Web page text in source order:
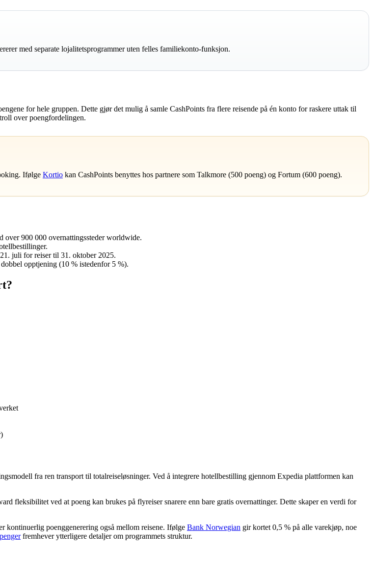
med separate lojalitetsprogrammer uten felles familiekonto-funksjon.
for hele gruppen. Dette gjør det mulig å samle CashPoints fra flere reisende på én konto for raskere uttak til
over poengfordelingen.
Ifølge Kortio kan CashPoints benyttes hos partnere som Talkmore (500 poeng) og Fortum (600 poeng).
over 900 000 overnattingssteder worldwide.
juli for reiser til 31. oktober 2025.
opptjening (10 % istedenfor 5 %).
fra ren transport til totalreiseløsninger. Ved å integrere hotellbestilling gjennom Expedia plattformen kan
fleksibilitet ved at poeng kan brukes på flyreiser snarere enn bare gratis overnattinger. Dette skaper en verdi for
poenggenerering også mellom reisene. Ifølge Bank Norwegian gir kortet 0,5 % på alle varekjøp, noe
fremhever ytterligere detaljer om programmets struktur.